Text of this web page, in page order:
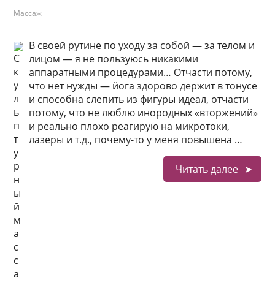
Массаж
В своей рутине по уходу за собой — за телом и
лицом — я не пользуюсь никакими
аппаратными процедурами… Отчасти потому,
что нет нужды — йога здорово держит в тонусе
и способна слепить из фигуры идеал, отчасти
потому, что не люблю инородных «вторжений»
и реально плохо реагирую на микротоки,
лазеры и т.д., почему-то у меня повышена …
Читать далее